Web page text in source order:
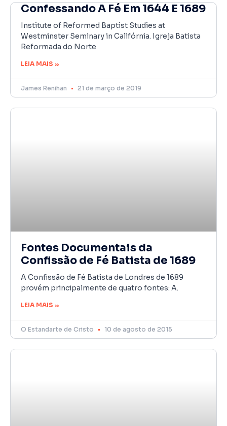
Confessando A Fé Em 1644 E 1689
Institute of Reformed Baptist Studies at
Westminster Seminary in Califórnia. Igreja Batista
Reformada do Norte
LEIA MAIS »
James Renihan 21 de março de 2019
Fontes Documentais da
Confissão de Fé Batista de 1689
A Confissão de Fé Batista de Londres de 1689
provém principalmente de quatro fontes: A.
LEIA MAIS »
O Estandarte de Cristo 10 de agosto de 2015